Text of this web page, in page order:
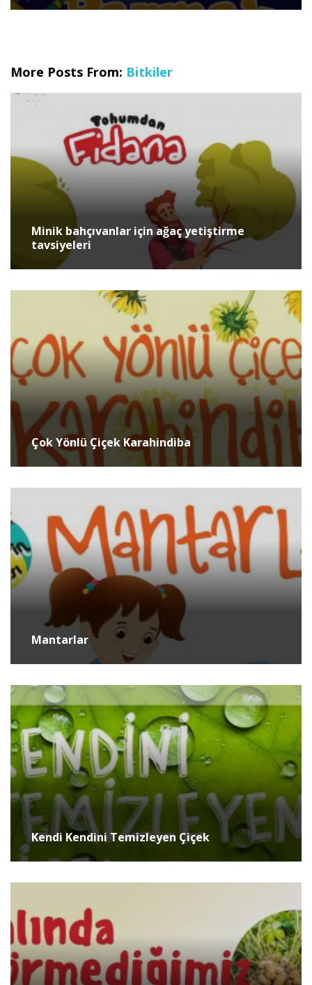
More Posts From: Bitkiler
Minik bahçıvanlar için ağaç yetiştirme
tavsiyeleri
Çok Yönlü Çiçek Karahindiba
Mantarlar
Kendi Kendini Temizleyen Çiçek